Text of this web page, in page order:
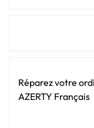
Réparez votre
AZERTY Français